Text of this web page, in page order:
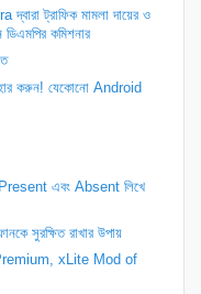
ট্রাফিক মামলা দায়ের ও
ডিএমপির কমিশনার
করুন! যেকোনো Android
এবং Absent লিখে
সুরক্ষিত রাখার উপায়
xLite Mod of